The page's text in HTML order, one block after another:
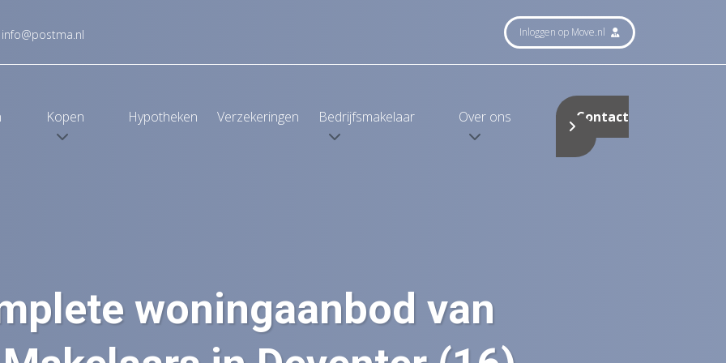
info@postma.nl Inloggen op Move.nl
Kopen Hypotheken Verzekeringen Bedrijfsmakelaar Over ons Contact
woningaanbod van